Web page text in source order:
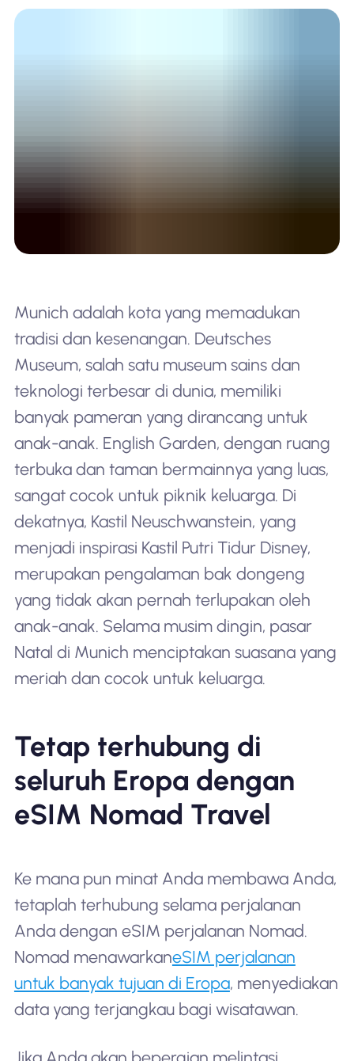
Munich adalah kota yang memadukan
tradisi dan kesenangan. Deutsches
Museum, salah satu museum sains dan
teknologi terbesar di dunia, memiliki
banyak pameran yang dirancang untuk
anak-anak. English Garden, dengan ruang
terbuka dan taman bermainnya yang luas,
sangat cocok untuk piknik keluarga. Di
dekatnya, Kastil Neuschwanstein, yang
menjadi inspirasi Kastil Putri Tidur Disney,
merupakan pengalaman bak dongeng
yang tidak akan pernah terlupakan oleh
anak-anak. Selama musim dingin, pasar
Natal di Munich menciptakan suasana yang
meriah dan cocok untuk keluarga.
Tetap terhubung di
seluruh Eropa dengan
eSIM Nomad Travel
Ke mana pun minat Anda membawa Anda,
tetaplah terhubung selama perjalanan
Anda dengan eSIM perjalanan Nomad.
Nomad menawarkaneSIM perjalanan
untuk banyak tujuan di Eropa, menyediakan
data yang terjangkau bagi wisatawan.